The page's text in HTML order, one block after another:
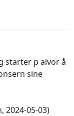
starter p alvor å
sine
2024-05-03)